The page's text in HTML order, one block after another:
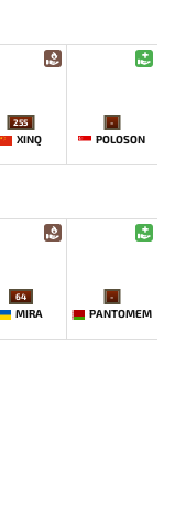
255
XINQ
-
POLOSON
64
MIRA
-
PANTOMEM